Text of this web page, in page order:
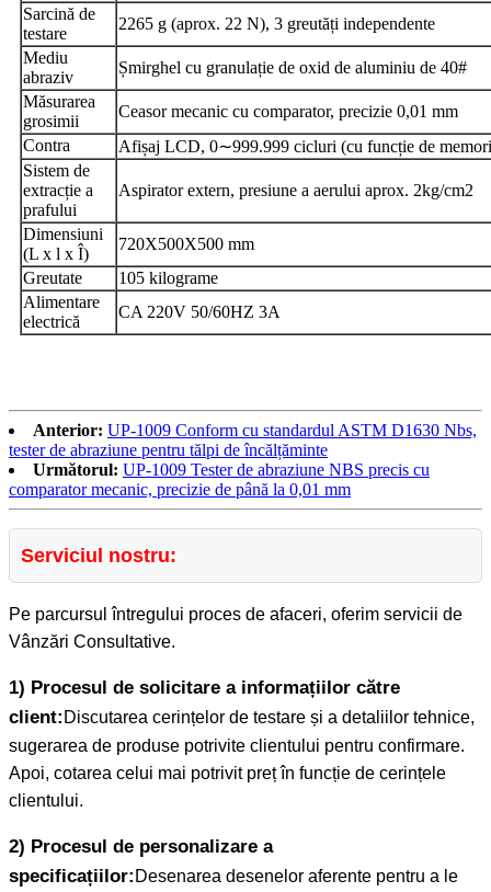
Sarcină de
testare
2265 g (aprox. 22 N), 3 greutăți independente
Mediu
abraziv
Șmirghel cu granulație de oxid de aluminiu de 40#
Măsurarea
grosimii
Ceasor mecanic cu comparator, precizie 0,01 mm
Contra
Afișaj LCD, 0∼999.999 cicluri (cu funcție de
Sistem de
extracție a
prafului
Aspirator extern, presiune a aerului aprox. 2kg/cm2
Dimensiuni
(L x l x Î)
720X500X500 mm
Greutate
105 kilograme
Alimentare
electrică
CA 220V 50/60HZ 3A
Anterior: UP-1009 Conform cu standardul ASTM D1630 Nbs,
tester de abraziune pentru tălpi de încălțăminte
Următorul: UP-1009 Tester de abraziune NBS precis cu
comparator mecanic, precizie de până la 0,01 mm
Serviciul nostru:
Pe parcursul întregului proces de afaceri, oferim servicii de
Vânzări Consultative.
1) Procesul de solicitare a informațiilor către
client: Discutarea cerințelor de testare și a detaliilor tehnice,
sugerarea de produse potrivite clientului pentru confirmare.
Apoi, cotarea celui mai potrivit preț în funcție de cerințele
clientului.
2) Procesul de personalizare a
specificațiilor: Desenarea desenelor aferente pentru a le